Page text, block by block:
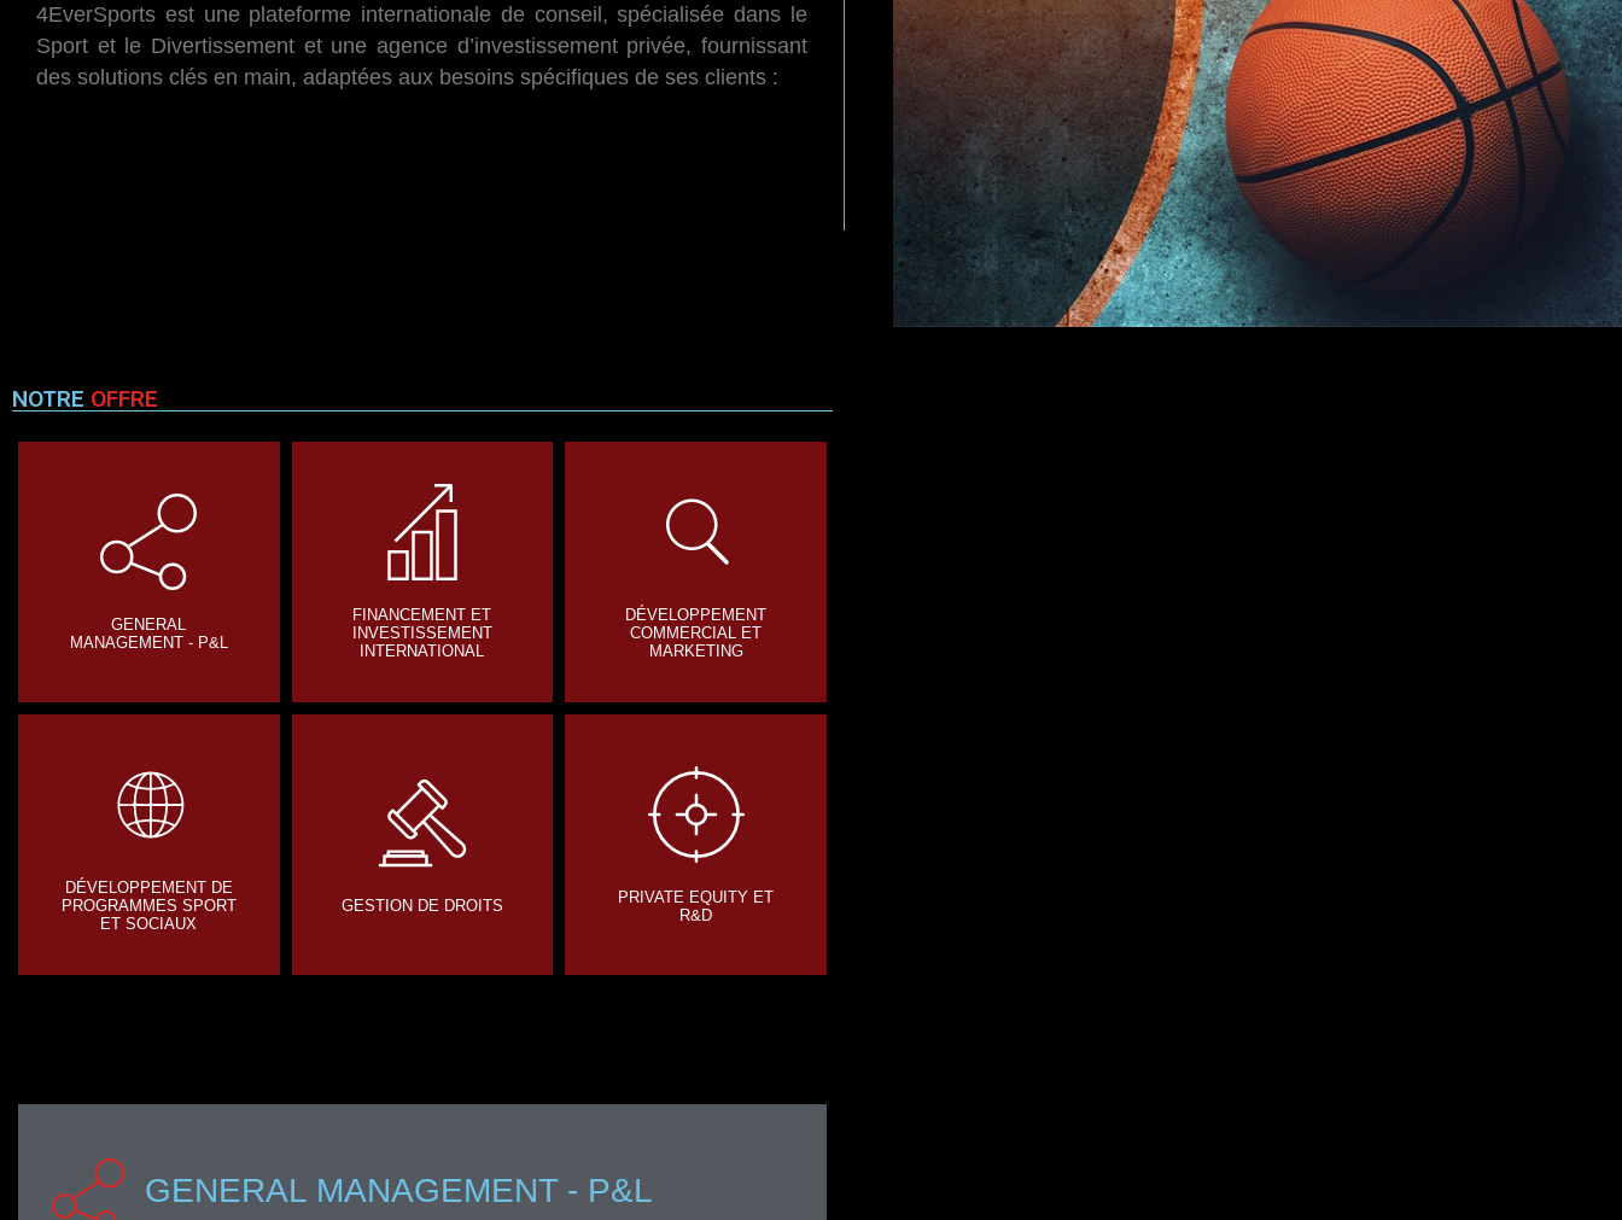
4EverSports est une plateforme internationale de conseil, spécialisée dans le
Sport et le Divertissement et une agence d’investissement privée, fournissant
des solutions clés en main, adaptées aux besoins spécifiques de ses clients :
NOTRE OFFRE
GENERAL
MANAGEMENT - P&L
FINANCEMENT ET
INVESTISSEMENT
INTERNATIONAL
DÉVELOPPEMENT
COMMERCIAL ET
MARKETING
DÉVELOPPEMENT DE
PROGRAMMES SPORT
ET SOCIAUX
GESTION DE DROITS
PRIVATE EQUITY ET
R&D
GENERAL MANAGEMENT - P&L